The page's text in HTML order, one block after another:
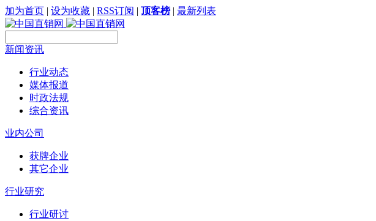
加为首页 | 设为收藏 | RSS订阅 | 顶客榜 | 最新列表
新闻资讯
行业动态
媒体报道
时政法规
综合资讯
业内公司
获牌企业
其它企业
行业研究
行业研讨